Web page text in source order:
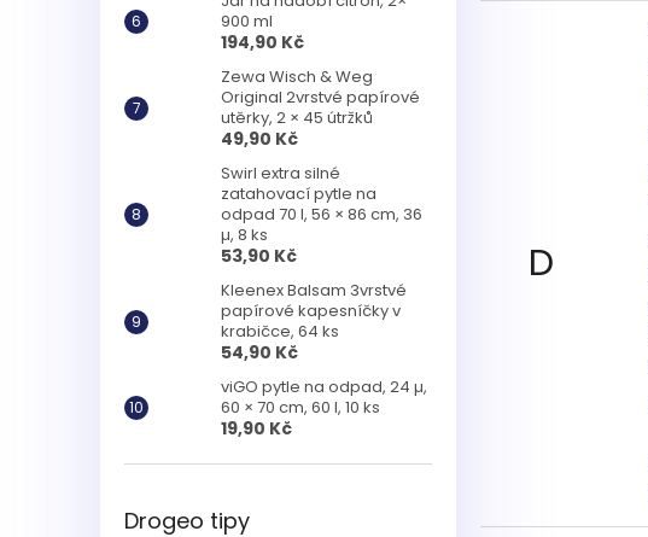
900 ml
194,90 Kč
Zewa Wisch & Weg
Original 2vrstvé papírové
utěrky, 2 × 45 útržků
49,90 Kč
Swirl extra silné
zatahovací pytle na
odpad 70 l, 56 × 86 cm, 36
µ, 8 ks
53,90 Kč
Kleenex Balsam 3vrstvé
papírové kapesníčky v
krabičce, 64 ks
54,90 Kč
viGO pytle na odpad, 24 µ,
60 × 70 cm, 60 l, 10 ks
19,90 Kč
Drogeo tipy
D